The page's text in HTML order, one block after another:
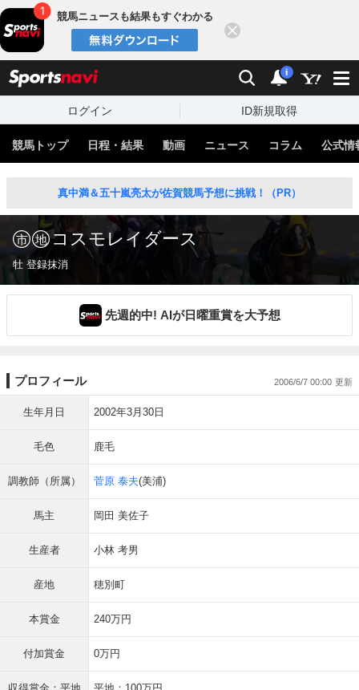
競馬ニュースも結果もすぐわかる
検索 通知
i
ログイン ID新規取得
競馬トップ 日程・結果 動画 ニュース コラム 公式情
真中満＆五十嵐亮太が佐賀競馬予想に挑戦！（PR）
コスモレイダース
牡 登録抹消
先週的中! AIが日曜重賞を大予想
プロフィール 2006/6/7 00:00
生年月日 2002年3月30日
毛色 鹿毛
調教師（所属） 菅原 泰夫(美浦)
馬主 岡田 美佐子
生産者 小林 考男
産地 穂別町
本賞金 240万円
付加賞金 0万円